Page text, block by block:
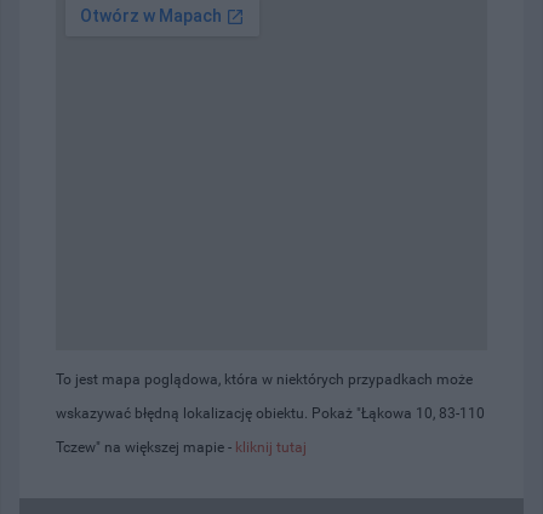
To jest mapa poglądowa, która w niektórych przypadkach może
wskazywać błędną lokalizację obiektu. Pokaż "Łąkowa 10, 83-110
Tczew" na większej mapie - kliknij tutaj